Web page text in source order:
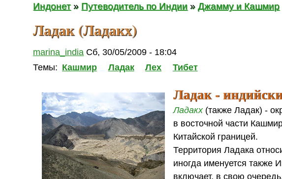
Индонет» Путеводитель по Индии »Джамму и Кашмир
Ладак (Ладакх)
marina_india Сб, 30/05/2009 - 18:04
Темы: Кашмир Ладак Лех Тибет
Ладак -
Ладакх(также Ладак) -
в восточной части
Китайской границей.
Территория Ладака
иногда именуется
включает, в свою